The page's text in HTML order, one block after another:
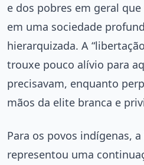
e dos pobres em geral
em uma sociedade
hierarquizada. A
trouxe pouco alívio para
precisavam, enquanto
mãos da elite branca e
Para os povos indígenas,
representou uma